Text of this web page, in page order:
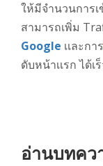
ให้มีจำนวนการเ
สามารถเพิ่ม
Google เเละการ
ดับหน้าเเรก ได้เ
อ่านบทคว